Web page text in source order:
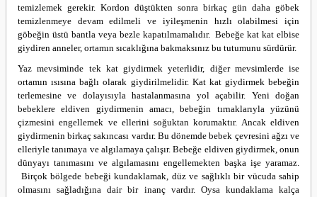
temizlemek gerekir. Kordon düştükten sonra birkaç gün daha göbek
temizlenmeye devam edilmeli ve iyileşmenin hızlı olabilmesi için
göbeğin üstü bantla veya bezle kapatılmamalıdır. Bebeğe kat kat elbise
giydiren anneler, ortamın sıcaklığına bakmaksınız bu tutumunu sürdürür.
Yaz mevsiminde tek kat giydirmek yeterlidir, diğer mevsimlerde ise
ortamın ısısına bağlı olarak giydirilmelidir. Kat kat giydirmek bebeğin
terlemesine ve dolayısıyla hastalanmasına yol açabilir. Yeni doğan
bebeklere eldiven giydirmenin amacı, bebeğin tırnaklarıyla yüzünü
çizmesini engellemek ve ellerini soğuktan korumaktır. Ancak eldiven
giydirmenin birkaç sakıncası vardır. Bu dönemde bebek çevresini ağzı ve
elleriyle tanımaya ve algılamaya çalışır. Bebeğe eldiven giydirmek, onun
dünyayı tanımasını ve algılamasını engellemekten başka işe yaramaz.
Birçok bölgede bebeği kundaklamak, düz ve sağlıklı bir vücuda sahip
olmasını sağladığına dair bir inanç vardır. Oysa kundaklama kalça